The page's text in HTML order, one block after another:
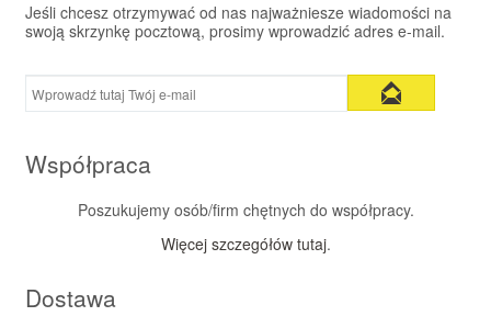
Jeśli chcesz otrzymywać od nas najważniesze wiadomości na
swoją skrzynkę pocztową, prosimy wprowadzić adres e-mail.
Współpraca
Poszukujemy osób/firm chętnych do współpracy.
Więcej szczegółów tutaj.
Dostawa